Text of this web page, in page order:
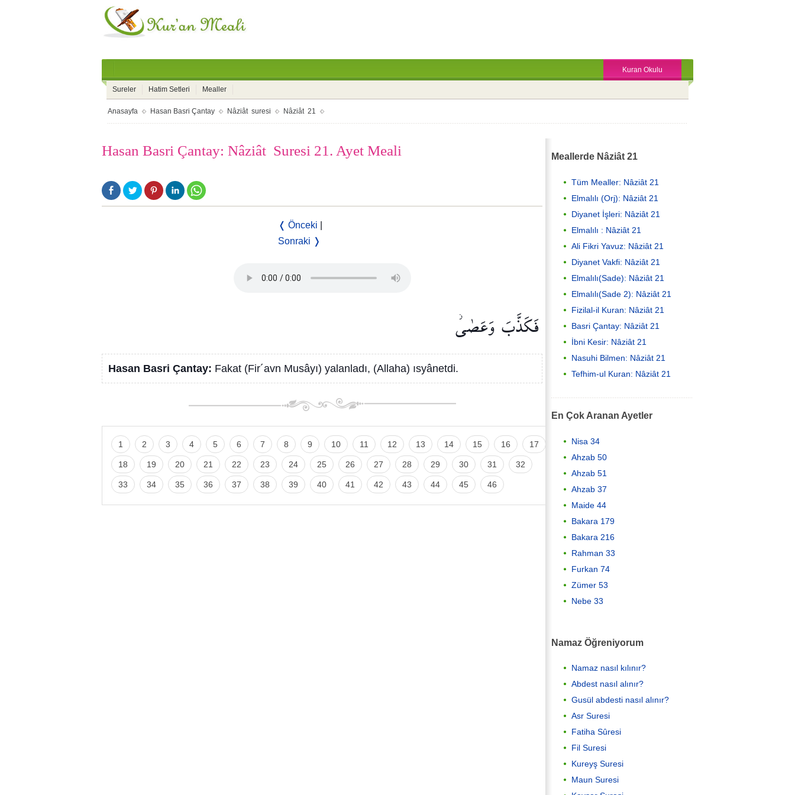
Kuran Okulu
Sureler Hatim Setleri Mealler
Anasayfa Hasan Basri Çantay Nâziât suresi Nâziât 21
Hasan Basri Çantay: Nâziât Suresi 21. Ayet Meali
❬ Önceki
Sonraki ❭
فَكَذَّبَوَعَصٰىۘ
Hasan Basri Çantay: Fakat (Fir´avn Musâyı) yalanladı, (Allaha) ısyânetdi.
1 2 3 4 5 6 7 8 9 10 11 12 13 14 15 16 17
18 19 20 21 22 23 24 25 26 27 28 29 30 31 32
33 34 35 36 37 38 39 40 41 42 43 44 45 46
Meallerde Nâziât 21
Tüm Mealler: Nâziât 21
Elmalılı (Orj): Nâziât 21
Diyanet İşleri: Nâziât 21
Elmalılı : Nâziât 21
Ali Fikri Yavuz: Nâziât 21
Diyanet Vakfi: Nâziât 21
Elmalılı(Sade): Nâziât 21
Elmalılı(Sade 2): Nâziât 21
Fizilal-il Kuran: Nâziât 21
Basri Çantay: Nâziât 21
İbni Kesir: Nâziât 21
Nasuhi Bilmen: Nâziât 21
Tefhim-ul Kuran: Nâziât 21
En Çok Aranan Ayetler
Nisa 34
Ahzab 50
Ahzab 51
Ahzab 37
Maide 44
Bakara 179
Bakara 216
Rahman 33
Furkan 74
Zümer 53
Nebe 33
Namaz Öğreniyorum
Namaz nasıl kılınır?
Abdest nasıl alınır?
Gusül abdesti nasıl alınır?
Asr Suresi
Fatiha Sûresi
Fil Suresi
Kureyş Suresi
Maun Suresi